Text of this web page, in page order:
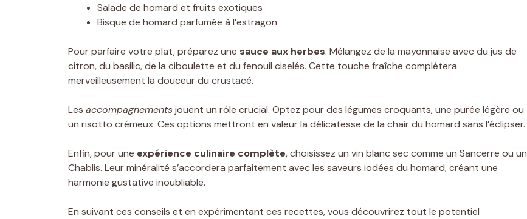
Salade de homard et fruits exotiques
Bisque de homard parfumée à l’estragon
Pour parfaire votre plat, préparez une sauce aux herbes. Mélangez de la mayonnaise avec du jus de
citron, du basilic, de la ciboulette et du fenouil ciselés. Cette touche fraîche complétera
merveilleusement la douceur du crustacé.
Les accompagnementsjouent un rôle crucial. Optez pour des légumes croquants, une purée légère ou
un risotto crémeux. Ces options mettront en valeur la délicatesse de la chair du homard sans l’éclipser.
Enfin, pour une expérience culinaire complète, choisissez un vin blanc sec comme un Sancerre ou un
Chablis. Leur minéralité s’accordera parfaitement avec les saveurs iodées du homard, créant une
harmonie gustative inoubliable.
En suivant ces conseils et en expérimentant ces recettes, vous découvrirez tout le potentiel